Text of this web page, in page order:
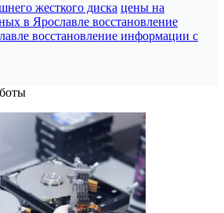
жесткого диска цены на
в Ярославле восстановление
восстановление информации с